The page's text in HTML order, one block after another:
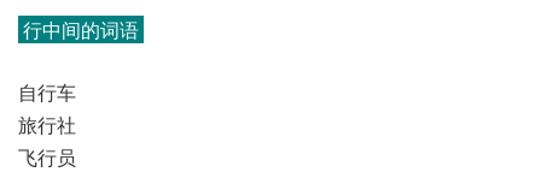
行中间的词语
自行车
旅行社
飞行员